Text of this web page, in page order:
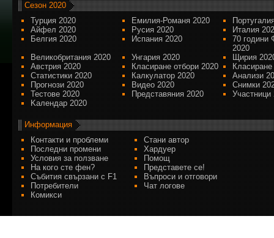
Сезон 2020
Турция 2020
Емилия-Романя 2020
Айфел 2020
Русия 2020
Италия
Белгия 2020
Испания 2020
70 години
2020
Великобритания 2020
Унгария 2020
Щирия
Австрия 2020
Класиране отбори 2020
Статистики 2020
Калкулатор 2020
Анализи
Прогнози 2020
Видео 2020
Снимки
Тестове 2020
Представяния 2020
Участници
Kалендар 2020
Информация
Контакти и проблеми
Стани автор
Последни промени
Хардуер
Условия за ползване
Помощ
На кого сте фен?
Представете се!
Събития свързани с F1
Въпроси и отговори
Потребители
Чат логове
Комикси